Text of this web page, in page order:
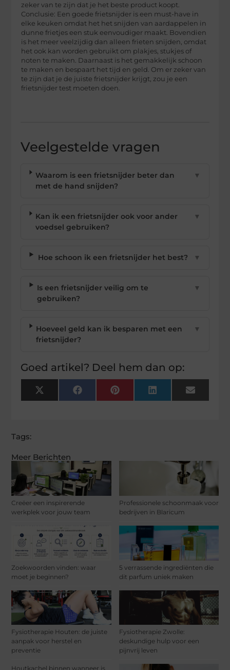
Meer Berichten
Creëer een inspirerende
werkplek voor jouw team
Professionele schoonmaak voor
bedrijven in Blaricum
Zoekwoorden vinden: waar
moet je beginnen?
5 verrassende ingrediënten die
dit parfum uniek maken
Fysiotherapie Houten: de juiste
aanpak voor herstel en
preventie
Fysiotherapie Zwolle:
deskundige hulp voor een
pijnvrij leven
Houtkachel binnen wanneer is
zeker van te zijn dat je het beste product koopt.
Conclusie: Een goede frietsnijder is een must-have in
elke keuken omdat het het snijden van aardappelen in
dunne frietjes een stuk eenvoudiger maakt. Bovendien
is het meer veelzijdig dan alleen frieten snijden, omdat
het ook kan worden gebruikt om plakjes, stukjes of
noten te maken. Daarnaast is het gemakkelijk schoon
te maken en bespaart het tijd en geld. Om er zeker van
te zijn dat je de juiste frietsnijder krijgt, zou je een
frietsnijder test moeten doen.
Veelgestelde vragen
Waarom is een frietsnijder beter dan
met de hand snijden?
▼
Kan ik een frietsnijder ook voor ander
voedsel gebruiken?
▼
Hoe schoon ik een frietsnijder het best? ▼
Is een frietsnijder veilig om te
gebruiken?
▼
Hoeveel geld kan ik besparen met een
frietsnijder?
▼
Goed artikel? Deel hem dan op:
X
(Twitter)
FacebookPinterest LinkedIn Email
Tags: